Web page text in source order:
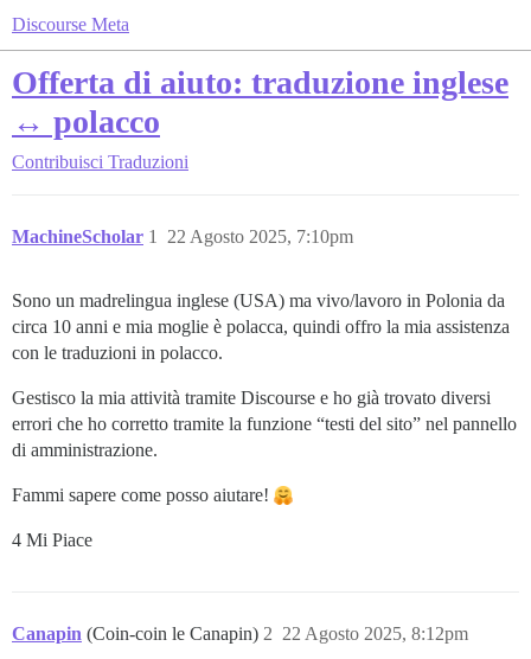
Discourse Meta
Offerta di aiuto: traduzione inglese
↔ polacco
Contribuisci Traduzioni
MachineScholar 22 Agosto 2025, 7:10pm
1
Sono un madrelingua inglese (USA) ma vivo/lavoro in Polonia da
circa 10 anni e mia moglie è polacca, quindi offro la mia assistenza
con le traduzioni in polacco.
Gestisco la mia attività tramite Discourse e ho già trovato diversi
errori che ho corretto tramite la funzione “testi del sito” nel pannello
di amministrazione.
Fammi sapere come posso aiutare!
4 Mi Piace
Canapin (Coin-coin le Canapin) 22 Agosto 2025, 8:12pm
2